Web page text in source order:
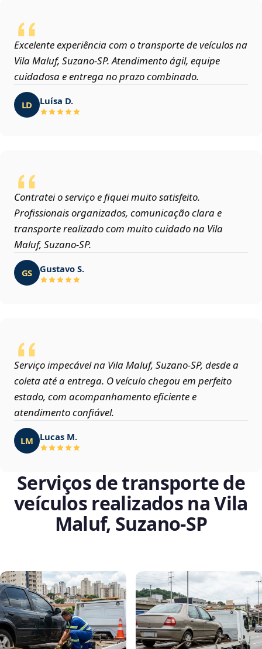
Excelente experiência com o transporte de veículos na
Vila Maluf, Suzano‑SP. Atendimento ágil, equipe
cuidadosa e entrega no prazo combinado.
LD Luísa D.
Contratei o serviço e fiquei muito satisfeito.
Profissionais organizados, comunicação clara e
transporte realizado com muito cuidado na Vila
Maluf, Suzano‑SP.
GS Gustavo S.
Serviço impecável na Vila Maluf, Suzano‑SP, desde a
coleta até a entrega. O veículo chegou em perfeito
estado, com acompanhamento eficiente e
atendimento confiável.
LM Lucas M.
Serviços de transporte de
veículos realizados na Vila
Maluf, Suzano‑SP